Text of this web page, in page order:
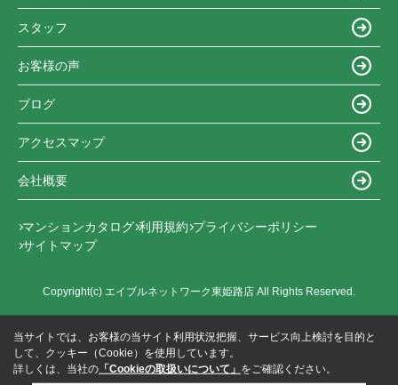
スタッフ
お客様の声
ブログ
アクセスマップ
会社概要
マンションカタログ 利用規約 プライバシーポリシー
サイトマップ
Copyright(c) エイブルネットワーク東姫路店 All Rights Reserved.
当サイトでは、お客様の当サイト利用状況把握、サービス向上検討を目的と
して、クッキー（Cookie）を使用しています。
詳しくは、当社の 「Cookieの取扱いについて」 をご確認ください。